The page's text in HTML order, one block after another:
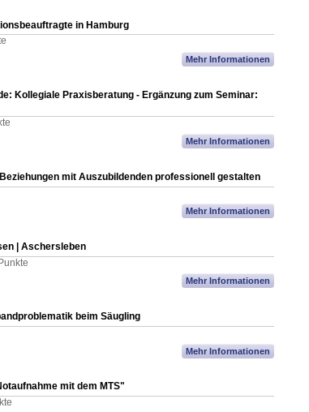
in Hamburg
Mehr Informationen
Kollegiale Praxisberatung - Ergänzung zum Seminar:
Mehr Informationen
mit Auszubildenden professionell gestalten
Mehr Informationen
| Aschersleben
Mehr Informationen
beim Säugling
Mehr Informationen
mit dem MTS"